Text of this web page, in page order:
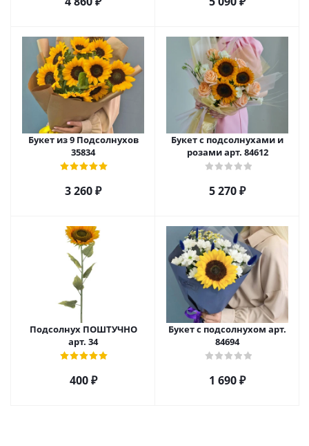
Букет из 9 Подсолнухов
35834
3 260₽
Букет с подсолнухами и
розами арт. 84612
5 270₽
Подсолнух ПОШТУЧНО
арт. 34
400₽
Букет с подсолнухом арт.
84694
1 690₽